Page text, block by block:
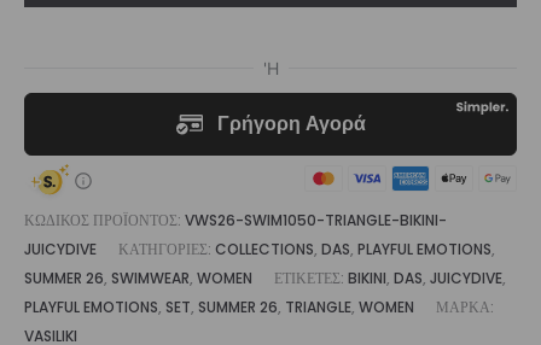
Set
ΚΩΔΙΚΌΣ ΠΡΟΪΌΝΤΟΣ: VWS26-SWIM1050-TRIANGLE-BIKINI-
JUICYDIVE
ΚΑΤΗΓΟΡΊΕΣ: COLLECTIONS, DAS, PLAYFUL EMOTIONS,
SUMMER 26, SWIMWEAR, WOMEN ΕΤΙΚΈΤΕΣ: BIKINI, DAS, JUICYDIVE,
PLAYFUL EMOTIONS, SET, SUMMER 26, TRIANGLE, WOMEN
ΜΆΡΚΑ:
VASILIKI